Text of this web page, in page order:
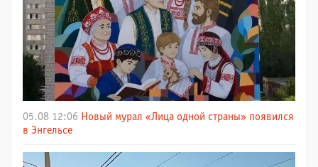
05.08 12:06 Новый мурал «Лица одной страны» появился
в Энгельсе